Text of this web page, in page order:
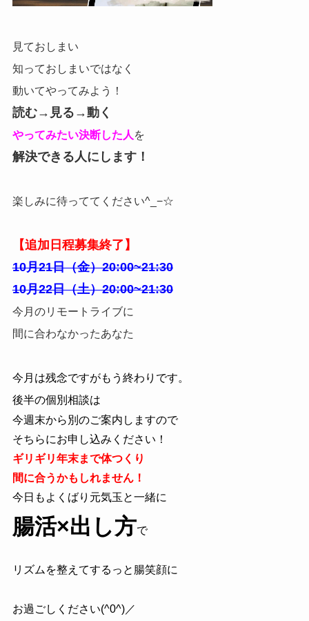
見ておしまい
知っておしまいではなく
動いてやってみよう！
読む→見る→動く
やってみたい決断した人 を
解決できる人にします！
楽しみに待っててください^_−☆
【追加日程募集終了】
10月21日（金）20:00~21:30
10月22日（土）20:00~21:30
今月のリモートライブに
間に合わなかったあなた
今月は残念ですがもう終わりです。
後半の個別相談は
今週末から別のご案内しますので
そちらにお申し込みください！
ギリギリ年末まで体つくり
間に合うかもしれません！
今日もよくばり元気玉と一緒に
腸活×出し方で
リズムを整えてするっと腸笑顔に
お過ごしください(^0^)／